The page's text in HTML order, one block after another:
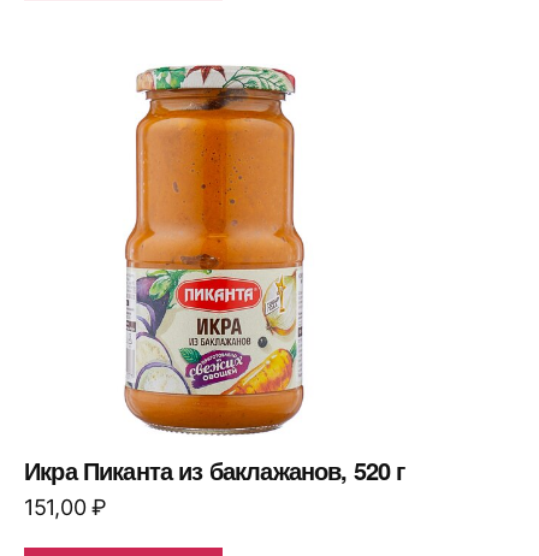
Икра Пиканта из баклажанов, 520 г
151,00₽